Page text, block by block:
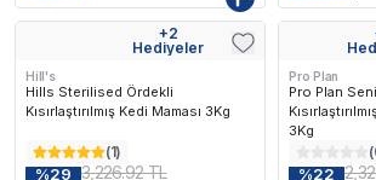
+2
Hediyeler
Hill's
Hills Sterilised Ördekli
Kısırlaştırılmış Kedi Maması 3Kg
(1)
%29 3,226.92 TL
Kargo
Pro Plan
Pro Plan
3Kg
(
%22